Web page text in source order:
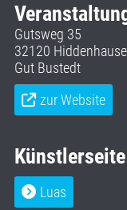
Gutsweg 35
32120
Gut Bustedt
zur Website
Künstlerseite
Luas